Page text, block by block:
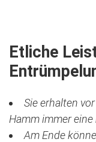
Etliche
Sie erhalten
Hamm immer
Am Ende